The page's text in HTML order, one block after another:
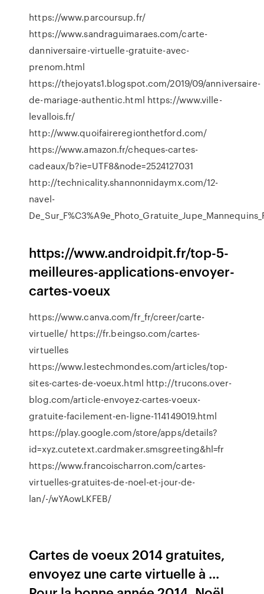
https://www.parcoursup.fr/
https://www.sandraguimaraes.com/carte-
danniversaire-virtuelle-gratuite-avec-
prenom.html
https://thejoyats1.blogspot.com/2019/09/anniversaire-
de-mariage-authentic.html https://www.ville-
levallois.fr/
http://www.quoifaireregionthetford.com/
https://www.amazon.fr/cheques-cartes-
cadeaux/b?ie=UTF8&node=2524127031
http://technicality.shannonnidaymx.com/12-
navel-
https://www.androidpit.fr/top-5-
meilleures-applications-envoyer-
cartes-voeux
https://www.canva.com/fr_fr/creer/carte-
virtuelle/ https://fr.beingso.com/cartes-
virtuelles
https://www.lestechmondes.com/articles/top-
sites-cartes-de-voeux.html http://trucons.over-
blog.com/article-envoyez-cartes-voeux-
gratuite-facilement-en-ligne-114149019.html
https://play.google.com/store/apps/details?
id=xyz.cutetext.cardmaker.smsgreeting&hl=fr
https://www.francoischarron.com/cartes-
virtuelles-gratuites-de-noel-et-jour-de-
lan/-/wYAowLKFEB/
Cartes de voeux 2014 gratuites,
envoyez une carte virtuelle à ...